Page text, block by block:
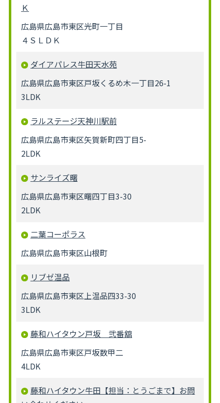
Ｋ
広島県広島市東区光町一丁目
４ＳＬＤＫ
ダイアパレス牛田天水苑
広島県広島市東区戸坂くるめ木一丁目26-1
3LDK
ラルステージ天神川駅前
広島県広島市東区矢賀新町四丁目5-
2LDK
サンライズ曙
広島県広島市東区曙四丁目3-30
2LDK
二葉コーポラス
広島県広島市東区山根町
リブゼ温品
広島県広島市東区上温品四33-30
3LDK
藤和ハイタウン戸坂 弐番舘
広島県広島市東区戸坂数甲二
4LDK
藤和ハイタウン牛田【担当：とうごまで】お問